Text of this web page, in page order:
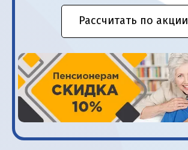
Рассчитать по акции